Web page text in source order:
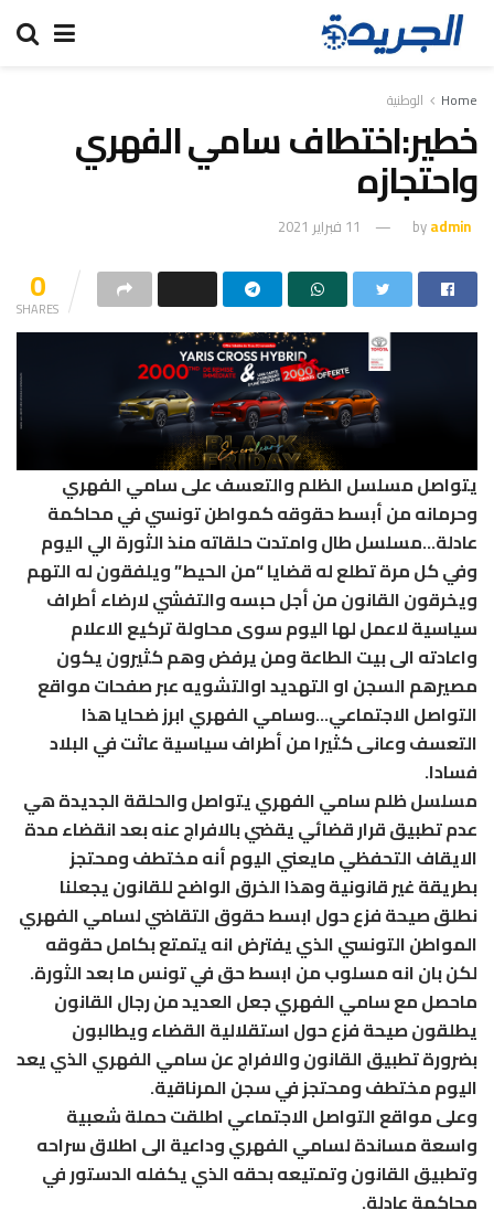
Home الوطنية
خطير:اختطاف سامي الفهري
واحتجازه
byadmin 11 فبراير 2021
0
SHARES
يتواصل مسلسل الظلم والتعسف على سامي الفهري
وحرمانه من أبسط حقوقه كمواطن تونسي في محاكمة
عادلة…مسلسل طال وامتدت حلقاته منذ الثورة الي اليوم
وفي كل مرة تطلع له قضايا “من الحيط” ويلفقون له التهم
ويخرقون القانون من أجل حبسه والتفشي لارضاء أطراف
سياسية لاعمل لها اليوم سوى محاولة تركيع الاعلام
واعادته الى بيت الطاعة ومن يرفض وهم كثيرون يكون
مصيرهم السجن او التهديد اوالتشويه عبر صفحات مواقع
التواصل الاجتماعي…وسامي الفهري ابرز ضحايا هذا
التعسف وعانى كثيرا من أطراف سياسية عاثت في البلاد
فسادا.
مسلسل ظلم سامي الفهري يتواصل والحلقة الجديدة هي
عدم تطبيق قرار قضائي يقضي بالافراج عنه بعد انقضاء مدة
الايقاف التحفظي مايعني اليوم أنه مختطف ومحتجز
بطريقة غير قانونية وهذا الخرق الواضح للقانون يجعلنا
نطلق صيحة فزع حول ابسط حقوق التقاضي لسامي الفهري
المواطن التونسي الذي يفترض انه يتمتع بكامل حقوقه
لكن بان انه مسلوب من ابسط حق في تونس ما بعد الثورة.
ماحصل مع سامي الفهري جعل العديد من رجال القانون
يطلقون صيحة فزع حول استقلالية القضاء ويطالبون
بضرورة تطبيق القانون والافراج عن سامي الفهري الذي يعد
اليوم مختطف ومحتجز في سجن المرناقية.
وعلى مواقع التواصل الاجتماعي اطلقت حملة شعبية
واسعة مساندة لسامي الفهري وداعية الى اطلاق سراحه
وتطبيق القانون وتمتيعه بحقه الذي يكفله الدستور في
محاكمة عادلة.